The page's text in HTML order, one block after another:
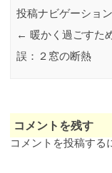
投稿ナビゲーション
← 暖かく過ごすた
誤：２窓の断熱
コメントを残す
コメントを投稿する